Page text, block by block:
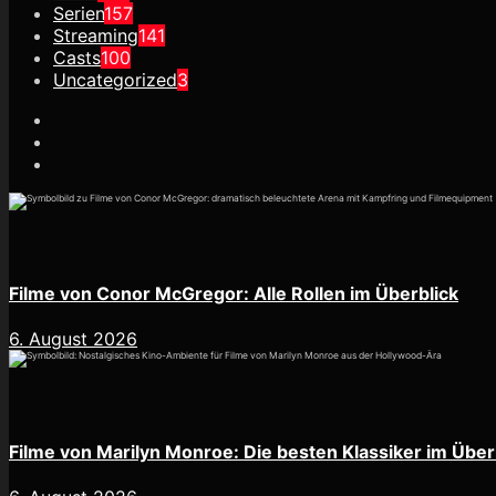
Serien157
Streaming141
Casts100
Uncategorized3
Filme von Conor McGregor: Alle Rollen im Überblick
6. August 2026
Filme von Marilyn Monroe: Die besten Klassiker im